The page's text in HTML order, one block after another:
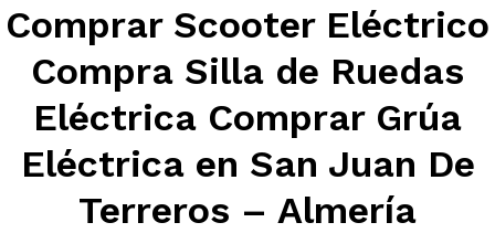
Comprar Scooter Eléctrico
Compra Silla de Ruedas
Eléctrica Comprar Grúa
Eléctrica en San Juan De
Terreros – Almería